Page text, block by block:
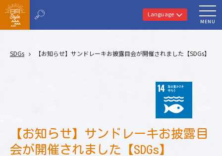
Language
MENU
SDGs 【お知らせ】サンドレーキお披露目会が開催されました【SDGs】
【お知らせ】サンドレーキお披露目
会が開催されました【SDGs】